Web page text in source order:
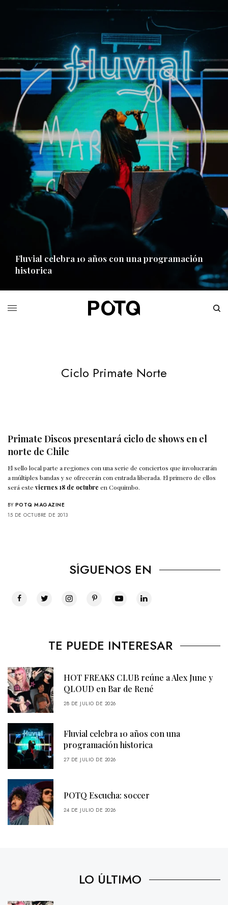
Fluvial celebra 10 años con una programación
historica
Ciclo Primate Norte
Primate Discos presentará ciclo de shows en el
norte de Chile
El sello local parte a regiones con una serie de conciertos que involucrarán
a múltiples bandas y se ofrecerán con entrada liberada. El primero de ellos
será esteviernes 18 de octubre en Coquimbo.
BY POTQ MAGAZINE
15 DE OCTUBRE DE 2013
SÍGUENOS EN
TE PUEDE INTERESAR
HOT FREAKS CLUB reúne a Alex June y
QLOUD en Bar de René
28 DE JULIO DE 2026
Fluvial celebra 10 años con una
programación historica
27 DE JULIO DE 2026
POTQ Escucha: soccer
24 DE JULIO DE 2026
LO ÚLTIMO